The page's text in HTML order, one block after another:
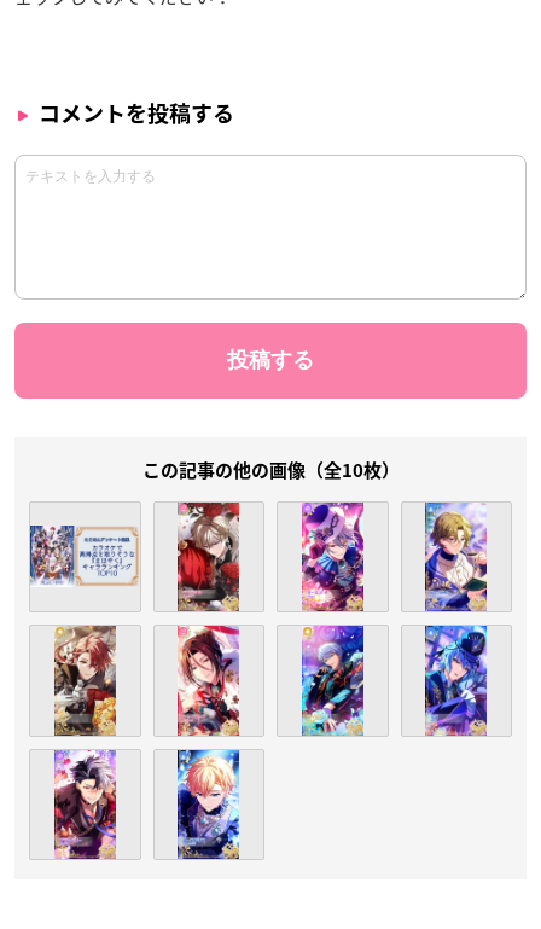
コメントを投稿する
この記事の他の画像（全10枚）